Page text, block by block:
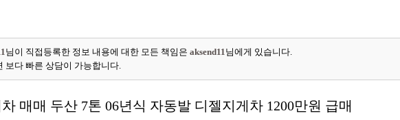
님이 직접등록한 정보 내용에 대한 모든 책임은 aksend11 님에게 있습니다.
보다 빠른 상담이 가능합니다.
매매 두산 7톤 06년식 자동발 디젤지게차 1200만원 급매